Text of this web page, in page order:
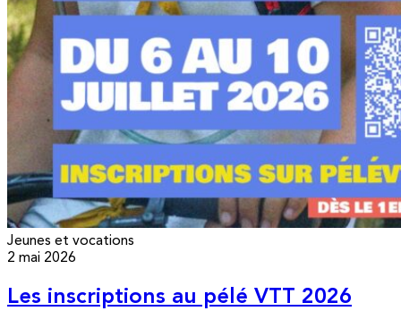
Jeunes et vocations
2 mai 2026
Les inscriptions au pélé VTT 2026